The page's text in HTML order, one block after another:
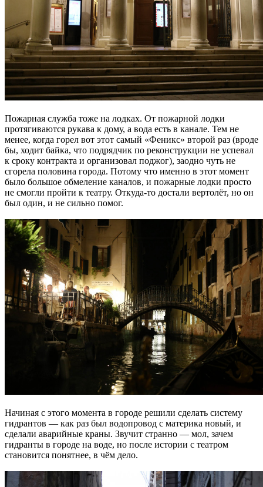
Пожарная служба тоже на лодках. От пожарной лодки
протягиваются рукава к дому, а вода есть в канале. Тем не
менее, когда горел вот этот самый «Феникс» второй раз (вроде
бы, ходит байка, что подрядчик по реконструкции не успевал
к сроку контракта и организовал поджог), заодно чуть не
сгорела половина города. Потому что именно в этот момент
было большое обмеление каналов, и пожарные лодки просто
не смогли пройти к театру. Откуда-то достали вертолёт, но он
был один, и не сильно помог.
Начиная с этого момента в городе решили сделать систему
гидрантов — как раз был водопровод с материка новый, и
сделали аварийные краны. Звучит странно — мол, зачем
гидранты в городе на воде, но после истории с театром
становится понятнее, в чём дело.